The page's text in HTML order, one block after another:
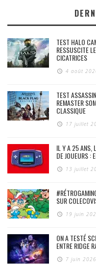
TEST HALO
RESSUSCITE
CICATRICES
4 août
TEST
REMASTER
CLASSIQUE
17 juillet
IL Y A 25 ANS,
DE JOUEURS :
13 juillet
SUR
19 juin
ON A TESTÉ
ENTRE RIDGE
7 juin